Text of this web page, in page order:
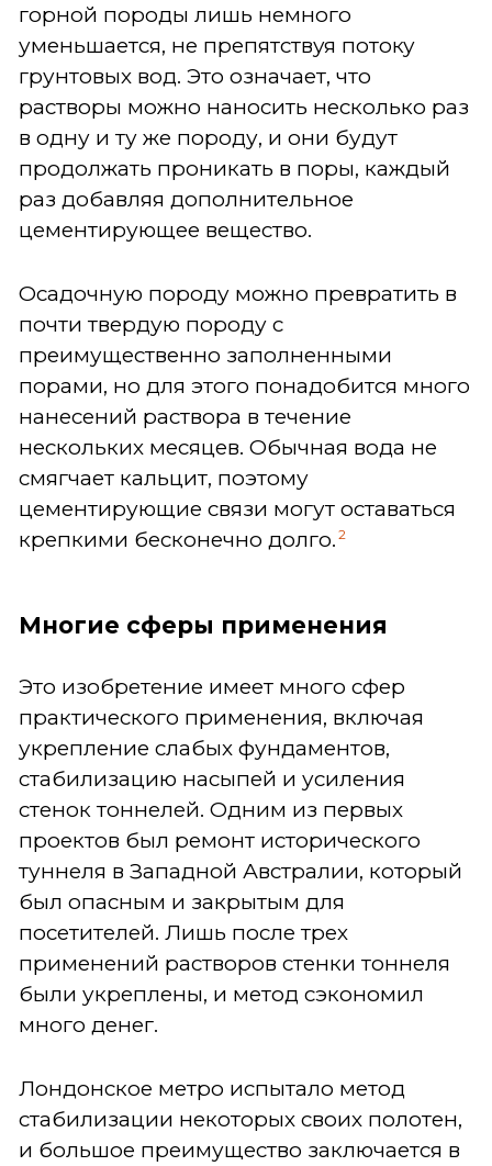
горной породы лишь немного
уменьшается, не препятствуя потоку
грунтовых вод. Это означает, что
растворы можно наносить несколько раз
в одну и ту же породу, и они будут
продолжать проникать в поры, каждый
раз добавляя дополнительное
цементирующее вещество.
Осадочную породу можно превратить в
почти твердую породу с
преимущественно заполненными
порами, но для этого понадобится много
нанесений раствора в течение
нескольких месяцев. Обычная вода не
смягчает кальцит, поэтому
цементирующие связи могут оставаться
крепкими бесконечно долго. 2
Многие сферы применения
Это изобретение имеет много сфер
практического применения, включая
укрепление слабых фундаментов,
стабилизацию насыпей и усиления
стенок тоннелей. Одним из первых
проектов был ремонт исторического
туннеля в Западной Австралии, который
был опасным и закрытым для
посетителей. Лишь после трех
применений растворов стенки тоннеля
были укреплены, и метод сэкономил
много денег.
Лондонское метро испытало метод
стабилизации некоторых своих полотен,
и большое преимущество заключается в